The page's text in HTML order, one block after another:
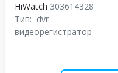
HiWatch 303614328
Тип: dvr
видеорегистратор